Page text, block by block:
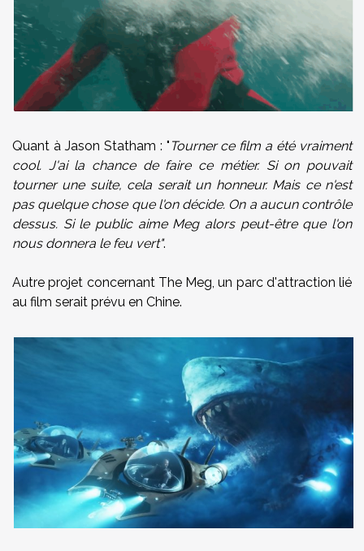
Quant à Jason Statham : " Tourner ce film a été vraiment
cool. J'ai la chance de faire ce métier. Si on pouvait
tourner une suite, cela serait un honneur. Mais ce n'est
pas quelque chose que l'on décide. On a aucun contrôle
dessus. Si le public aime Meg alors peut-être que l'on
nous donnera le feu vert".
Autre projet concernant The Meg, un parc d'attraction lié
au film serait prévu en Chine.